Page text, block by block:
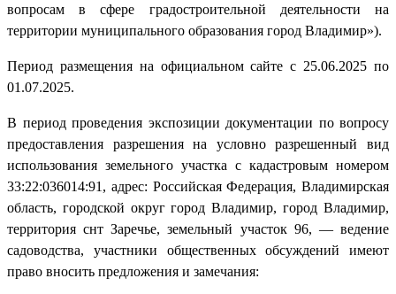
вопросам в сфере градостроительной деятельности на
территории муниципального образования город Владимир»).
Период размещения на официальном сайте с 25.06.2025 по
01.07.2025.
В период проведения экспозиции документации по вопросу
предоставления разрешения на условно разрешенный вид
использования земельного участка с кадастровым номером
33:22:036014:91, адрес: Российская Федерация, Владимирская
область, городской округ город Владимир, город Владимир,
территория снт Заречье, земельный участок 96, — ведение
садоводства, участники общественных обсуждений имеют
право вносить предложения и замечания: